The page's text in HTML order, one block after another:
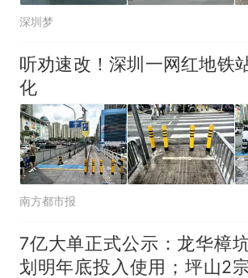
深圳梦
听劝速改！深圳一网红地铁
化
南方都市报
7亿大单正式公示：龙华樟
划明年底投入使用；坪山2